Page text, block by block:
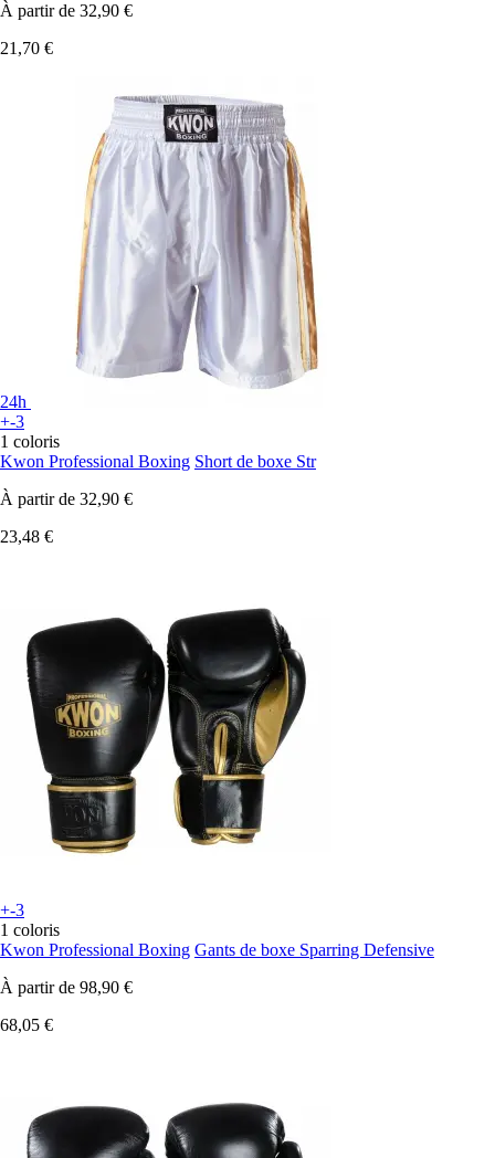
À partir de 32,90 €
21,70 €
24h
+-3
1 coloris
Kwon Professional Boxing Short de boxe Str
À partir de 32,90 €
23,48 €
+-3
1 coloris
Kwon Professional Boxing Gants de boxe Sparring Defensive
À partir de 98,90 €
68,05 €